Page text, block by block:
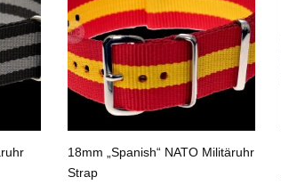
18mm „Spanish“ NATO Militäruhr
Strap